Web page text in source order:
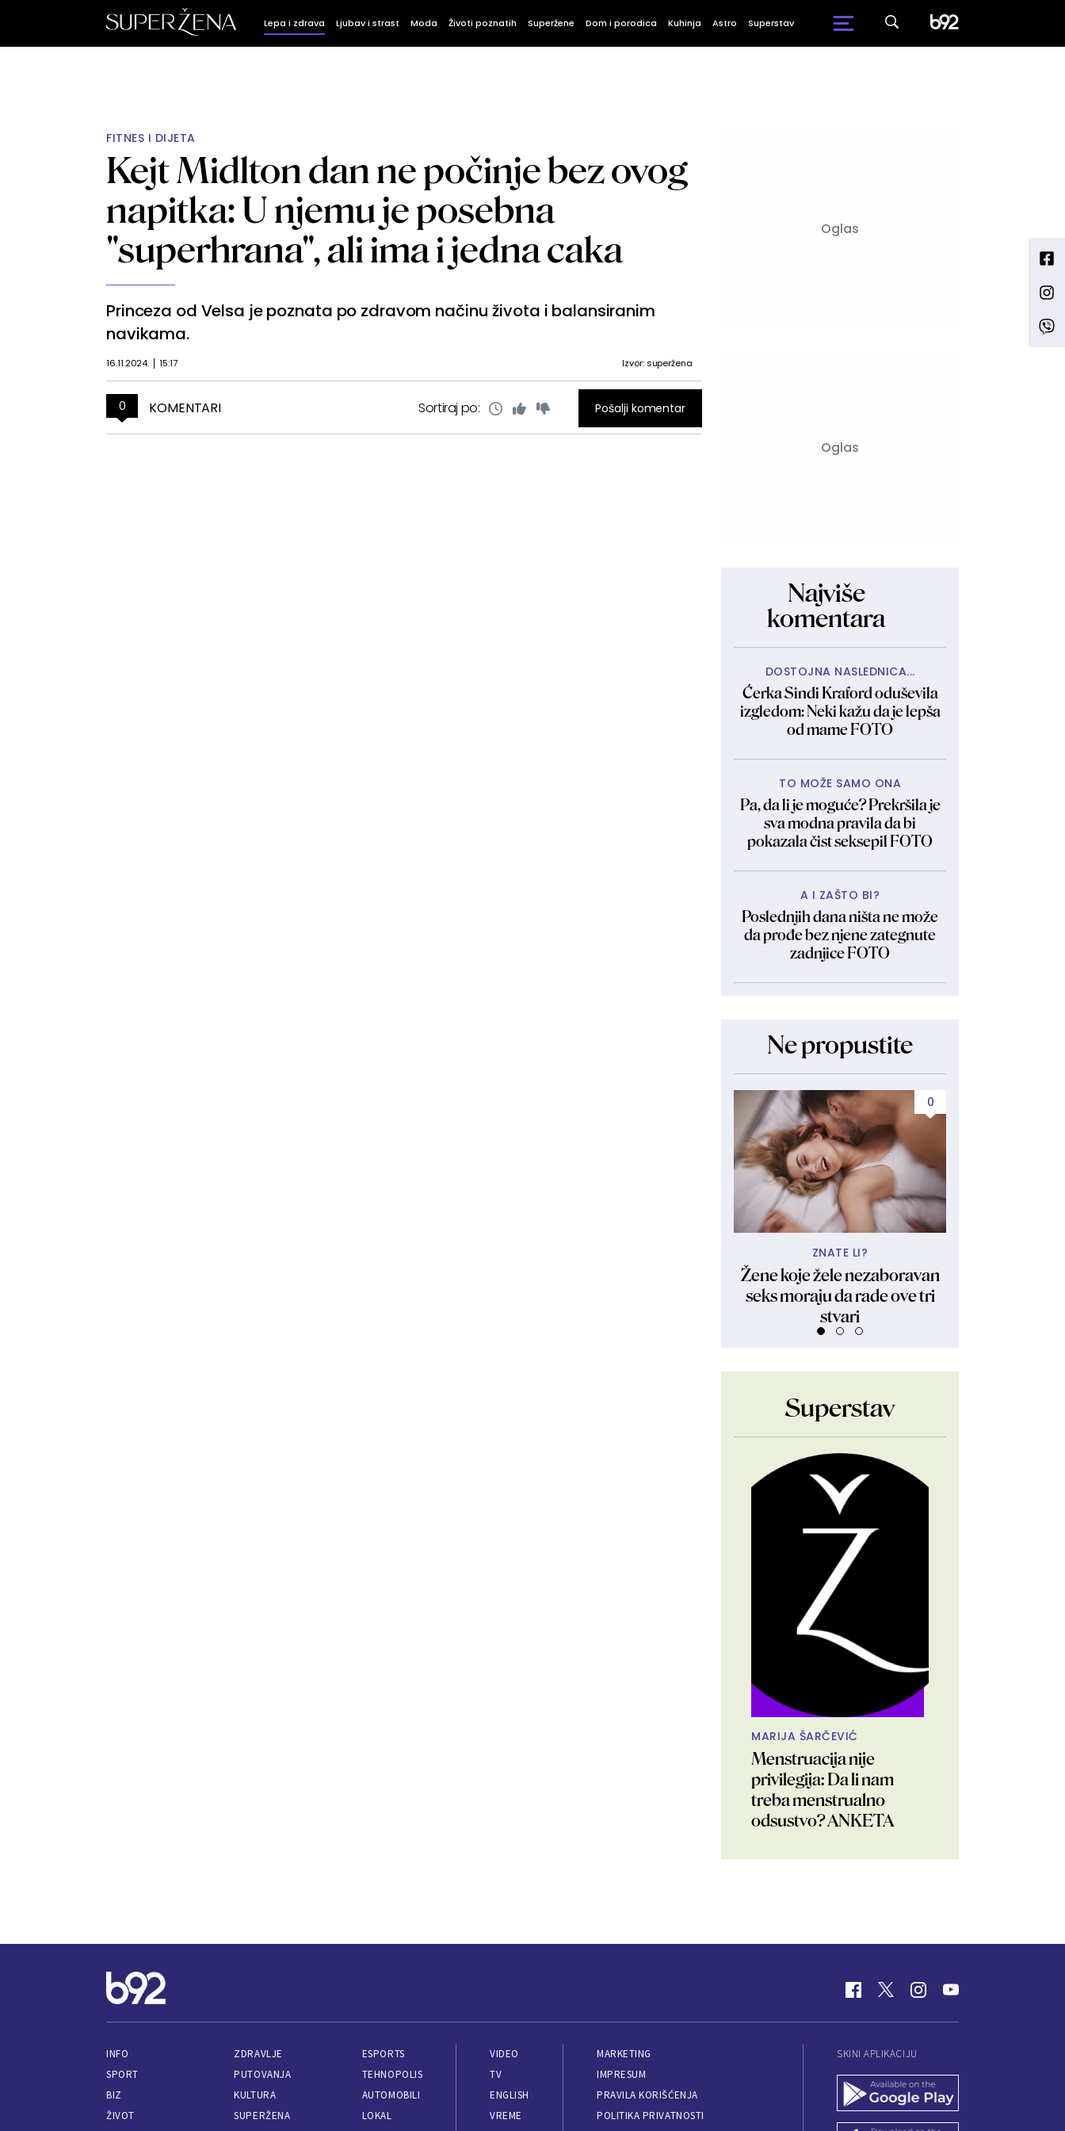
Lepa i zdrava Ljubav i strast Moda Životi poznatih Superžene Dom i porodica Kuhinja Astro Superstav
FITNES I DIJETA
Kejt Midlton dan ne počinje bez ovog
napitka: U njemu je posebna
"superhrana", ali ima i jedna caka
Princeza od Velsa je poznata po zdravom načinu života i balansiranim
navikama.
16.11.2024. 15:17 Izvor: superžena
0 KOMENTARI Sortiraj po: Pošalji komentar
Najviše
komentara
DOSTOJNA NASLEDNICA...
Ćerka Sindi Kraford oduševila
izgledom: Neki kažu da je lepša
od mame FOTO
TO MOŽE SAMO ONA
Pa, da li je moguće? Prekršila je
sva modna pravila da bi
pokazala čist seksepil FOTO
A I ZAŠTO BI?
Poslednjih dana ništa ne može
da prođe bez njene zategnute
zadnjice FOTO
Ne propustite
0
ZNATE LI?
Žene koje žele nezaboravan
seks moraju da rade ove tri
stvari
Superstav
MARIJA ŠARČEVIĆ
Menstruacija nije
privilegija: Da li nam
treba menstrualno
odsustvo? ANKETA
INFO
SPORT
BIZ
ŽIVOT
ZDRAVLJE
PUTOVANJA
KULTURA
SUPERŽENA
ESPORTS
TEHNOPOLIS
AUTOMOBILI
LOKAL
VIDEO
TV
ENGLISH
VREME
MARKETING
IMPRESUM
PRAVILA KORIŠĆENJA
POLITIKA PRIVATNOSTI
SKINI APLIKACIJU